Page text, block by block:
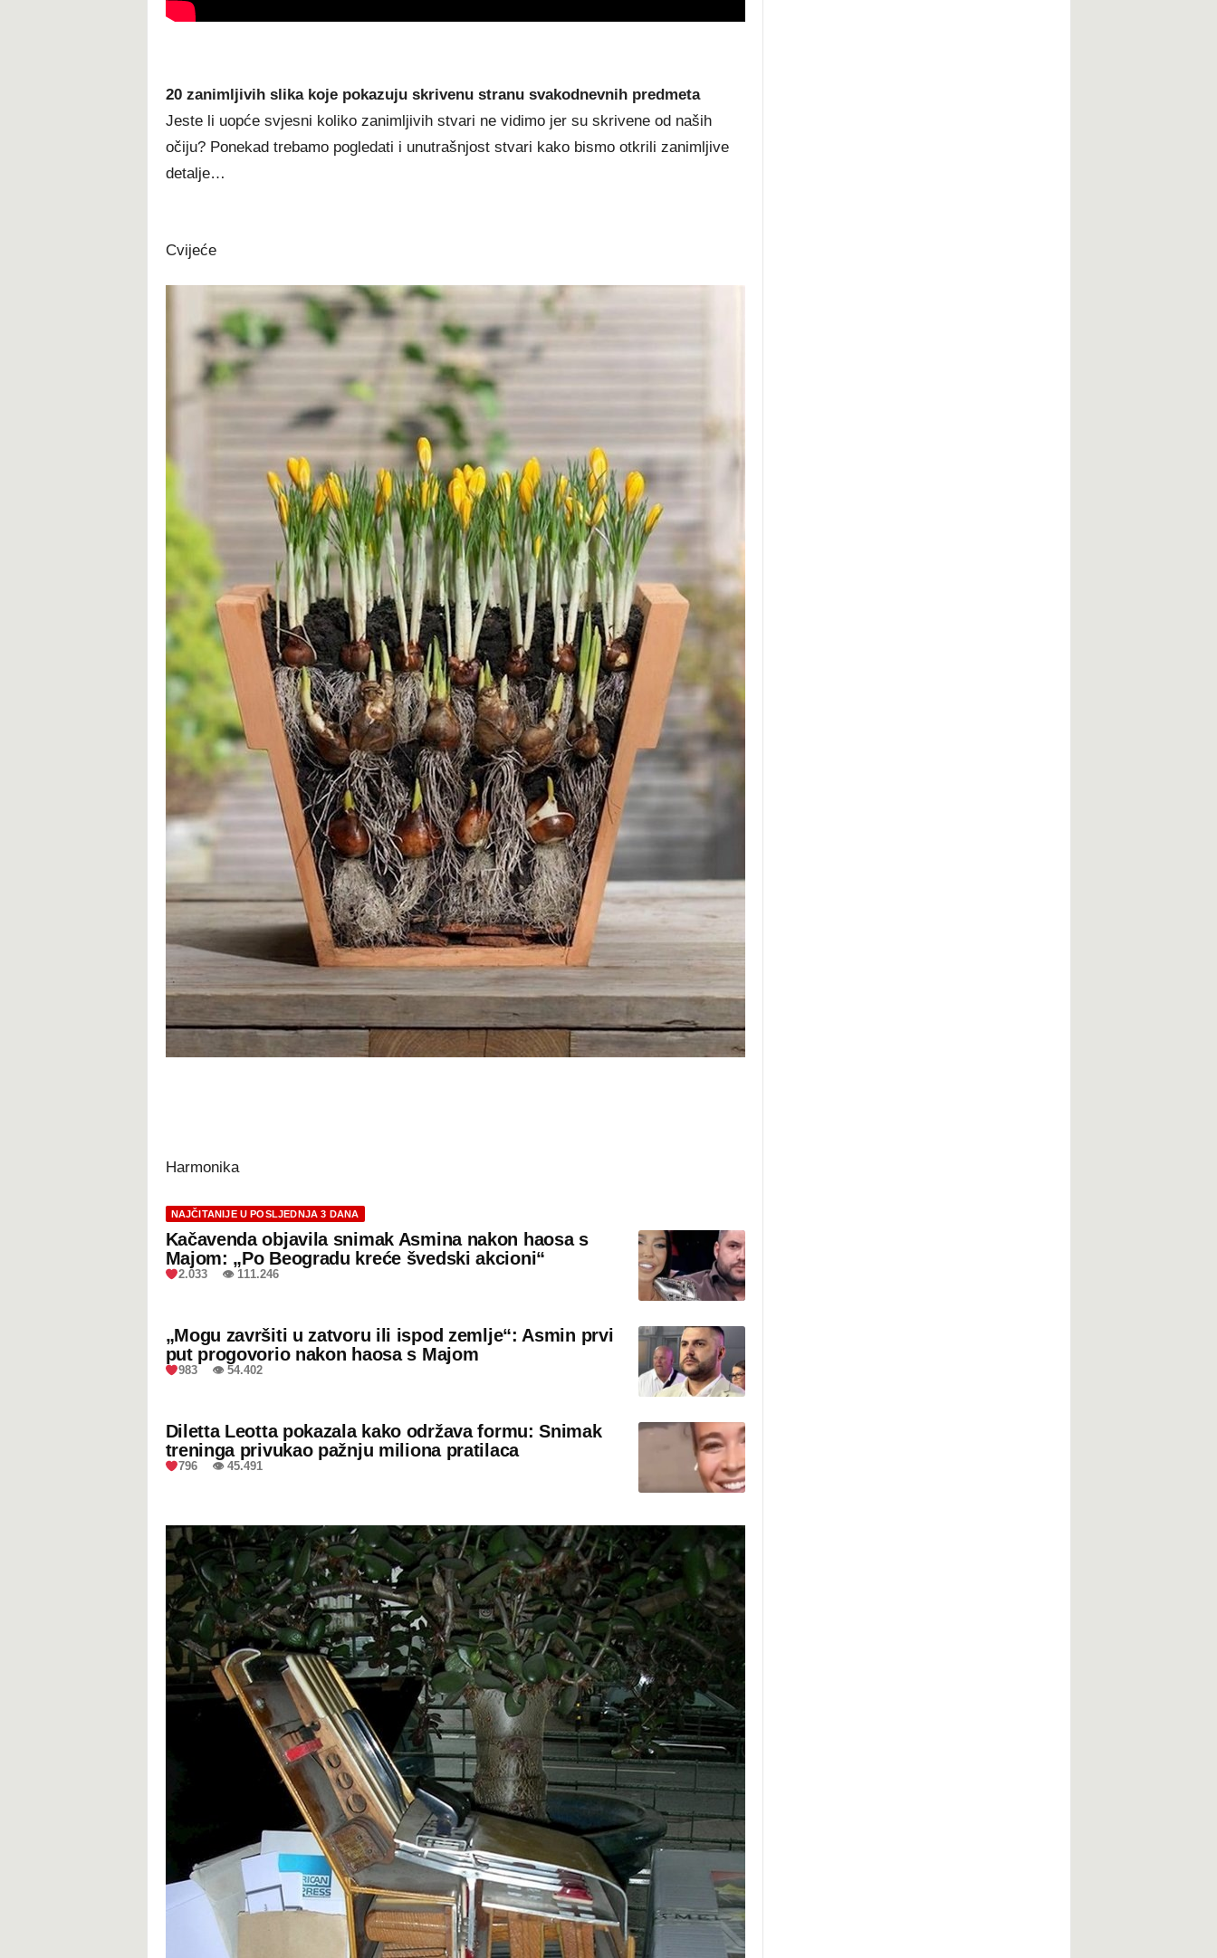
20 zanimljivih slika koje pokazuju skrivenu stranu svakodnevnih predmeta
Jeste li uopće svjesni koliko zanimljivih stvari ne vidimo jer su skrivene od naših
očiju? Ponekad trebamo pogledati i unutrašnjost stvari kako bismo otkrili zanimljive
detalje…
Cvijeće
Harmonika
NAJČITANIJE U POSLJEDNJA 3 DANA
Kačavenda objavila snimak Asmina nakon haosa s
Majom: „Po Beogradu kreće švedski akcioni“
2.033 👁 111.246
„Mogu završiti u zatvoru ili ispod zemlje“: Asmin prvi
put progovorio nakon haosa s Majom
983 👁 54.402
Diletta Leotta pokazala kako održava formu: Snimak
treninga privukao pažnju miliona pratilaca
796 👁 45.491